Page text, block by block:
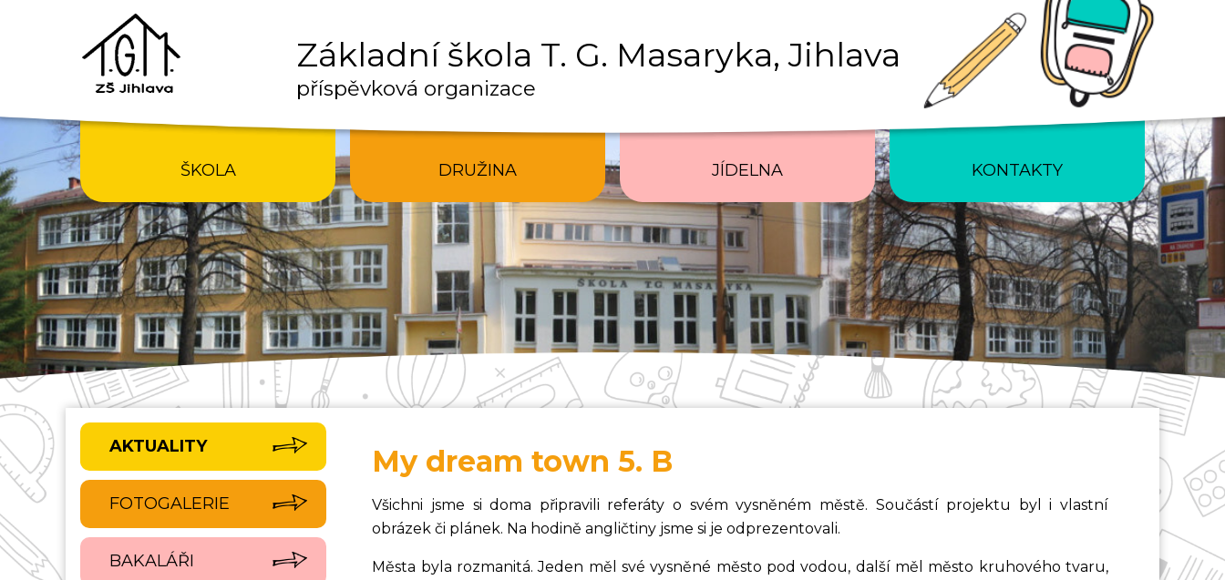
Základní škola T. G. Masaryka, Jihlava
příspěvková organizace
ŠKOLA DRUŽINA JÍDELNA KONTAKTY
My dream town 5. B
Všichni jsme si doma připravili referáty o svém vysněném městě. Součástí projektu byl i vlastní
obrázek či plánek. Na hodině angličtiny jsme si je odprezentovali.
Města byla rozmanitá. Jeden měl své vysněné město pod vodou, další měl město kruhového tvaru,
AKTUALITY
FOTOGALERIE
BAKALÁŘI